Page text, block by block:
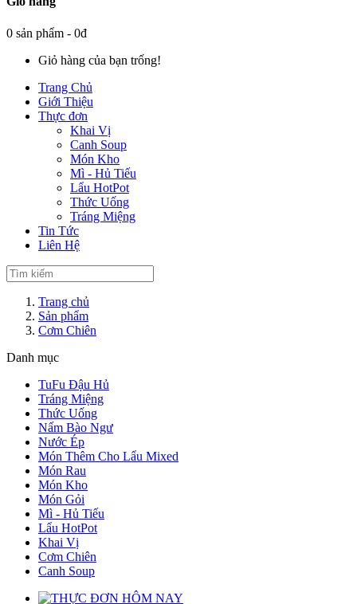
0 sản phẩm - 0đ
Giỏ hàng của bạn trống!
Trang Chủ
Giới Thiệu
Thực đơn
Khai Vị
Canh Soup
Món Kho
Mì - Hủ Tiếu
Lẩu HotPot
Thức Uống
Tráng Miệng
Tin Tức
Liên Hệ
Trang chủ
Sản phẩm
Cơm Chiên
Danh mục
TuFu Đậu Hủ
Tráng Miệng
Thức Uống
Nấm Bào Ngư
Nước Ép
Món Thêm Cho Lẩu Mixed
Món Rau
Món Kho
Món Gỏi
Mì - Hủ Tiếu
Lẩu HotPot
Khai Vị
Cơm Chiên
Canh Soup